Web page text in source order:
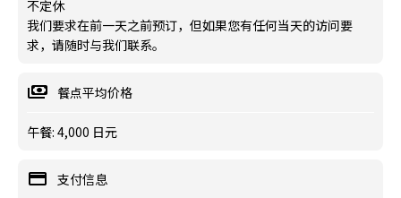
不定休
我们要求在前一天之前预订，但如果您有任何当天的访问要
求，请随时与我们联系。
餐点平均价格
午餐: 4,000 日元
支付信息